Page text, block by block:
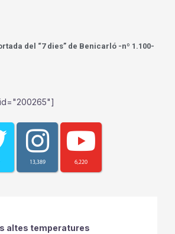
del “7 dies” de Benicarló -nº 1.100-
13,389 6,220
altes temperatures